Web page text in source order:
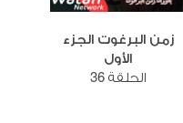
زمن البرغوت الجزء
الأول
الحلقة 36